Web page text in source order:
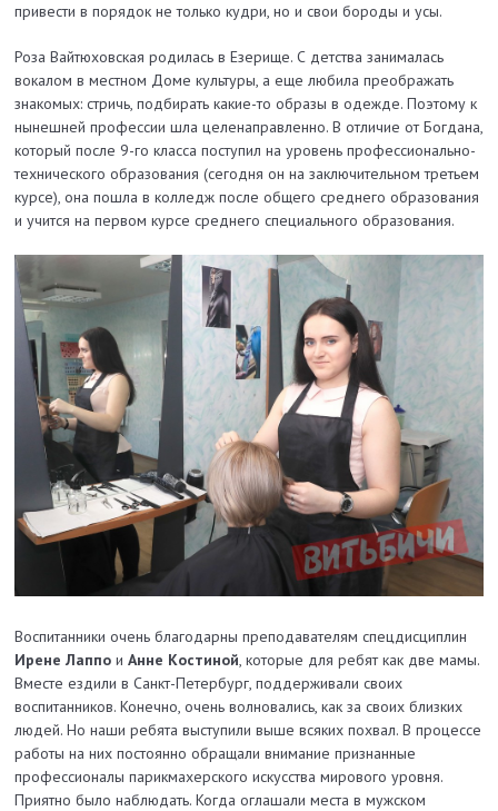
привести в порядок не только кудри, но и свои бороды и усы.
Роза Вайтюховская родилась в Езерище. С детства занималась
вокалом в местном Доме культуры, а еще любила преображать
знакомых: стричь, подбирать какие-то образы в одежде. Поэтому к
нынешней профессии шла целенаправленно. В отличие от Богдана,
который после 9-го класса поступил на уровень профессионально-
технического образования (сегодня он на заключительном третьем
курсе), она пошла в колледж после общего среднего образования
и учится на первом курсе среднего специального образования.
Воспитанники очень благодарны преподавателям спецдисциплин
Ирене Лаппо и Анне Костиной, которые для ребят как две мамы.
Вместе ездили в Санкт-Петербург, поддерживали своих
воспитанников. Конечно, очень волновались, как за своих близких
людей. Но наши ребята выступили выше всяких похвал. В процессе
работы на них постоянно обращали внимание признанные
профессионалы парикмахерского искусства мирового уровня.
Приятно было наблюдать. Когда оглашали места в мужском